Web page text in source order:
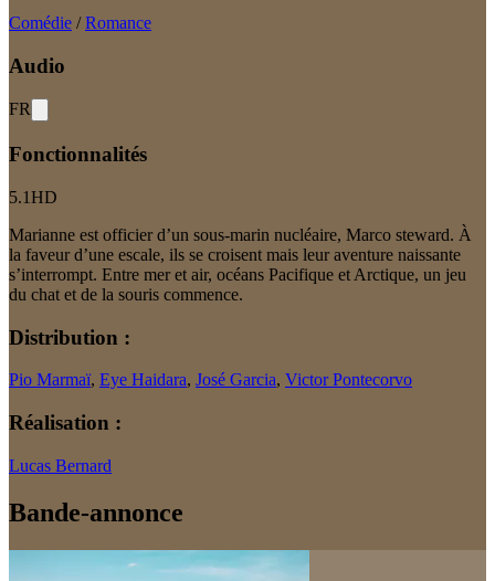
Comédie /Romance
Audio
FR
Fonctionnalités
5.1HD
Marianne est officier d’un sous-marin nucléaire, Marco steward. À
la faveur d’une escale, ils se croisent mais leur aventure naissante
s’interrompt. Entre mer et air, océans Pacifique et Arctique, un jeu
du chat et de la souris commence.
Distribution :
Pio Marmaï, Eye Haidara, José Garcia, Victor Pontecorvo
Réalisation :
Lucas Bernard
Bande-annonce